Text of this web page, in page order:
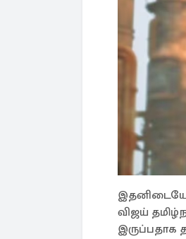
விஜய்
இருப்பதாக